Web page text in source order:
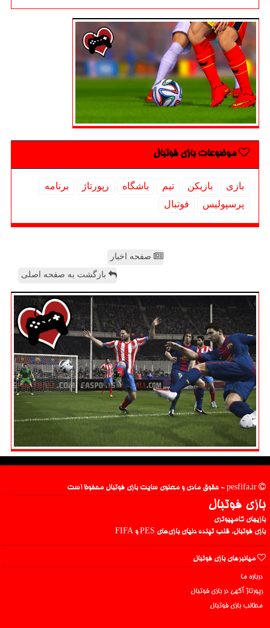
موضوعات بازی فوتبال
بازی بازیكن تیم باشگاه رپورتاژ
برنامه
پرسپولیس
فوتبال
صفحه اخبار
بازگشت به صفحه اصلی
بازی فوتبال
بازیهای کامپیوتری
بازی فوتبال، قلب تپنده دنیای بازی‌های PES و FIFA
میانبرهای بازی فوتبال
درباره ما
رپورتاژ آگهی در بازی فوتبال
مطالب بازی فوتبال